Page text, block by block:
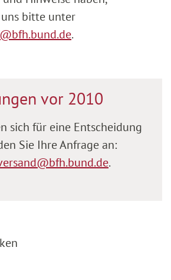
bitte unter
.
vor 2010
sich für eine Entscheidung
Sie Ihre Anfrage an:
.